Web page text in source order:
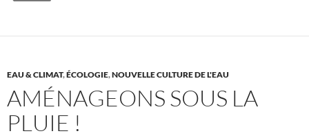
EAU & CLIMAT,ÉCOLOGIE,NOUVELLE CULTURE DE L'EAU
AMÉNAGEONS SOUS LA
PLUIE !